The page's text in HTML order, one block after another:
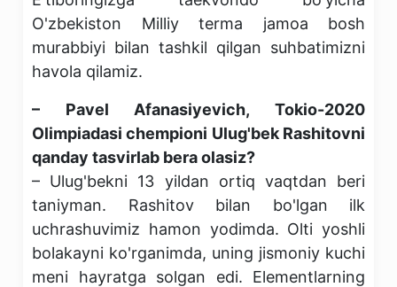
O'zbekiston Milliy terma jamoa bosh
murabbiyi bilan tashkil qilgan suhbatimizni
havola qilamiz.
– Pavel Afanasiyevich, Tokio-2020
Olimpiadasi chempioni Ulug'bek Rashitovni
qanday tasvirlab bera olasiz?
– Ulug'bekni 13 yildan ortiq vaqtdan beri
taniyman. Rashitov bilan bo'lgan ilk
uchrashuvimiz hamon yodimda. Olti yoshli
bolakayni ko'rganimda, uning jismoniy kuchi
meni hayratga solgan edi. Elementlarning